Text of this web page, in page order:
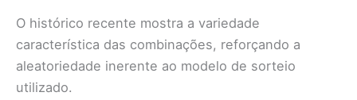
O histórico recente mostra a variedade
característica das combinações, reforçando a
aleatoriedade inerente ao modelo de sorteio
utilizado.